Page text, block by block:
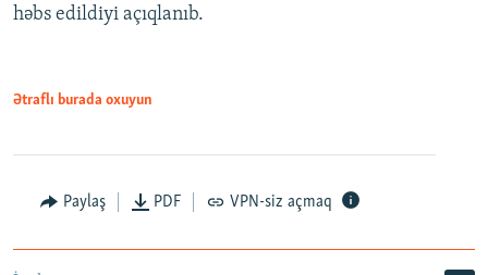
həbs edildiyi açıqlanıb.
Ətraflı burada oxuyun
Paylaş PDF VPN-siz açmaq